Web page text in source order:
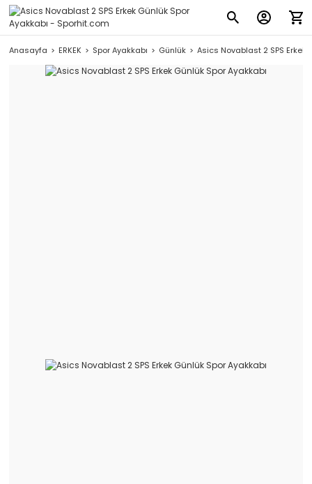
Anasayfa ERKEK Spor Ayakkabı Günlük Asics Novablast 2 SPS Erkek